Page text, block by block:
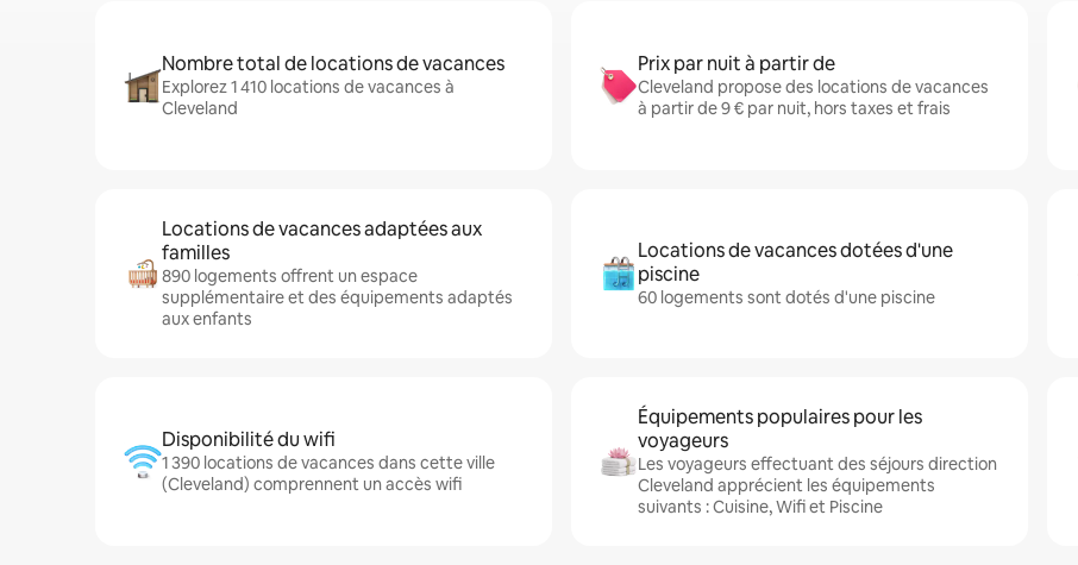
Nombre total de locations de vacances
Explorez 1 410 locations de vacances à
Cleveland
Prix par nuit à partir de
Cleveland propose des locations de vacances
à partir de 9 € par nuit, hors taxes et frais
Locations de vacances adaptées aux
familles
890 logements offrent un espace
supplémentaire et des équipements adaptés
aux enfants
Locations de vacances dotées d'une
piscine
60 logements sont dotés d'une piscine
Disponibilité du wifi
1 390 locations de vacances dans cette ville
(Cleveland) comprennent un accès wifi
Équipements populaires pour les
voyageurs
Les voyageurs effectuant des séjours direction
Cleveland apprécient les équipements
suivants : Cuisine, Wifi et Piscine